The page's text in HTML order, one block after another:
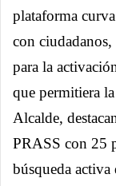
plataforma
con
para la
que permitiera
Alcalde,
PRASS con 25
búsqueda activa